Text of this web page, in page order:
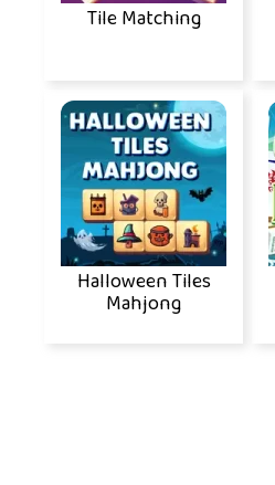
Tile Matching
Halloween Tiles
Mahjong